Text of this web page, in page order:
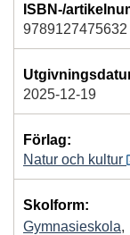
ISBN-/
9789127475632
2025-12-19
Förlag:
Natur och kultur
Skolform:
Gymnasieskola,